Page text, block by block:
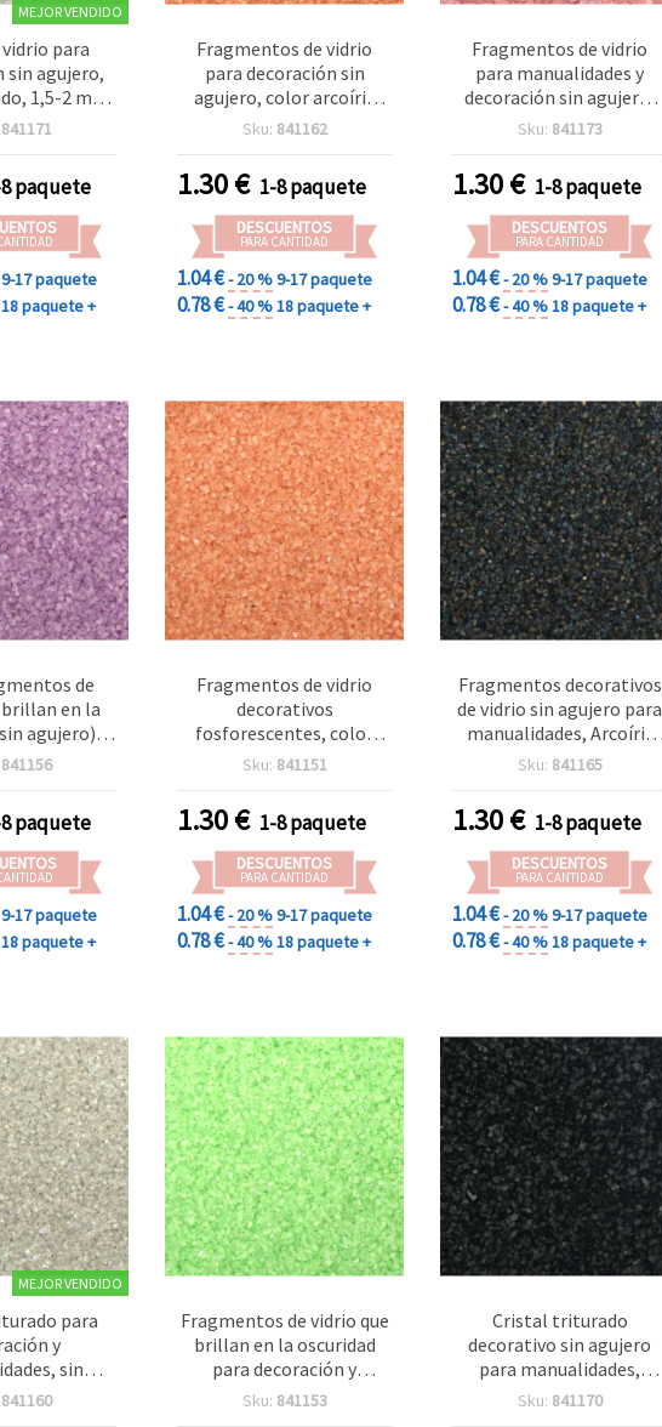
MEJOR VENDIDO
para
sin agujero,
1,5-2 mm,
g
841171
paquete
9-17 paquete
18 paquete +
Fragmentos de vidrio
para decoración sin
agujero, color arcoíris
melocotón, 1–1,5 mm, 50
Sku: 841162
1.30€ 1-8 paquete
DESCUENTOS
PARA CANTIDAD
1.04 €- 20 %9-17 paquete
0.78 €- 40 %18 paquete +
Fragmentos de vidrio
para manualidades y
decoración sin agujero,
rosa arcoíris, 1,5–2 mm,
Sku: 841173
1.30€ 1-8 paquete
DESCUENTOS
PARA CANTIDAD
1.04 €- 20 %9-17 paquete
0.78 €- 40 %18 paquete +
de
en la
agujero) –
Arcoíris,
decorativo
para
resina,
para
jarrones
841156
paquete
9-17 paquete
18 paquete +
Fragmentos de vidrio
decorativos
fosforescentes, color
arcoíris melocotón, sin
Sku: 841151
1.30€ 1-8 paquete
DESCUENTOS
PARA CANTIDAD
1.04 €- 20 %9-17 paquete
0.78 €- 40 %18 paquete +
Fragmentos decorativos
de vidrio sin agujero para
manualidades, Arcoíris
Grafito, 1±1,5 mm, 50 g
Sku: 841165
1.30€ 1-8 paquete
DESCUENTOS
PARA CANTIDAD
1.04 €- 20 %9-17 paquete
0.78 €- 40 %18 paquete +
MEJOR VENDIDO
para
y
sin
blanco
841160
Fragmentos de vidrio que
brillan en la oscuridad
para decoración y
manualidades, sin
Sku: 841153
Cristal triturado
decorativo sin agujero
para manualidades,
negro, 1,5-2 mm, 50 g
Sku: 841170